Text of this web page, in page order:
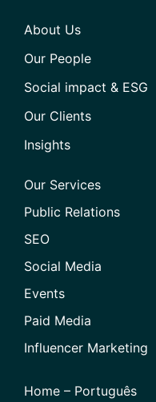
About Us
Our People
Social impact & ESG
Our Clients
Insights
Our Services
Public Relations
SEO
Social Media
Events
Paid Media
Influencer Marketing
Home – Português